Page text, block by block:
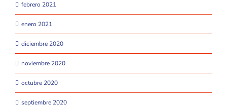
febrero 2021
enero 2021
diciembre 2020
noviembre 2020
octubre 2020
septiembre 2020